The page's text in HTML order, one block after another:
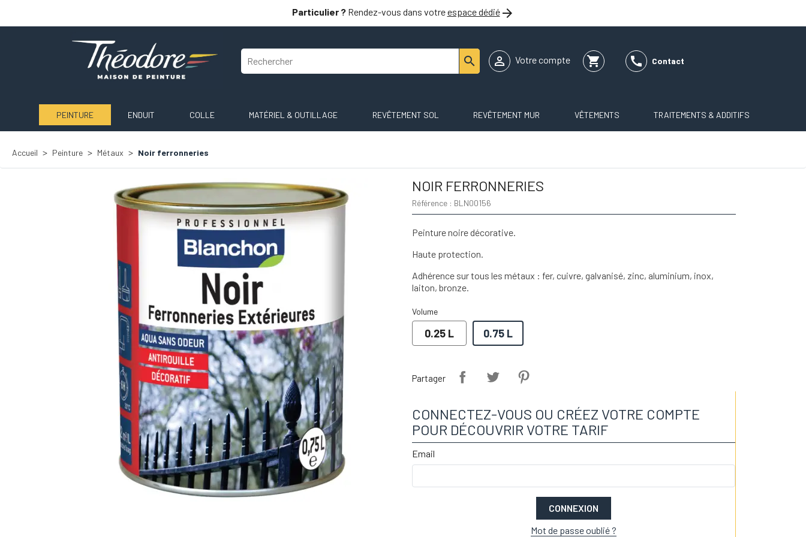
Particulier ?Rendez-vous dans votreespace dédié
  Votre compte shopping_cart  Contact
PEINTURE ENDUIT COLLE MATÉRIEL & OUTILLAGE REVÊTEMENT SOL REVÊTEMENT MUR VÊTEMENTS TRAITEMENTS & ADDITIFS
Accueil Peinture Métaux Noir ferronneries
NOIR FERRONNERIES
Référence : BLN00156
Peinture noire décorative.
Haute protection.
Adhérence sur tous les métaux : fer, cuivre, galvanisé, zinc, aluminium, inox,
laiton, bronze.
Volume
0.25 L 0.75 L
Partager
CONNECTEZ-VOUS OU CRÉEZ VOTRE COMPTE
POUR DÉCOUVRIR VOTRE TARIF
Email
CONNEXION
Mot de passe oublié ?